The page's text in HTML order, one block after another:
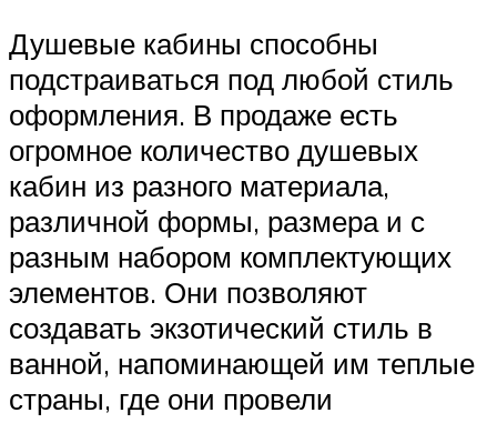
Душевые кабины способны
подстраиваться под любой стиль
оформления. В продаже есть
огромное количество душевых
кабин из разного материала,
различной формы, размера и с
разным набором комплектующих
элементов. Они позволяют
создавать экзотический стиль в
ванной, напоминающей им теплые
страны, где они провели